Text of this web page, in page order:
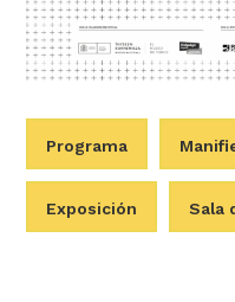
Programa
Exposición Sala